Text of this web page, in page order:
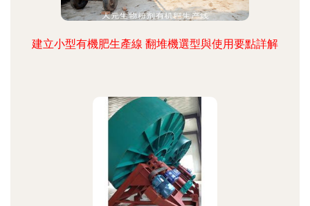
建立小型有機肥生產線 翻堆機選型與使用要點詳解